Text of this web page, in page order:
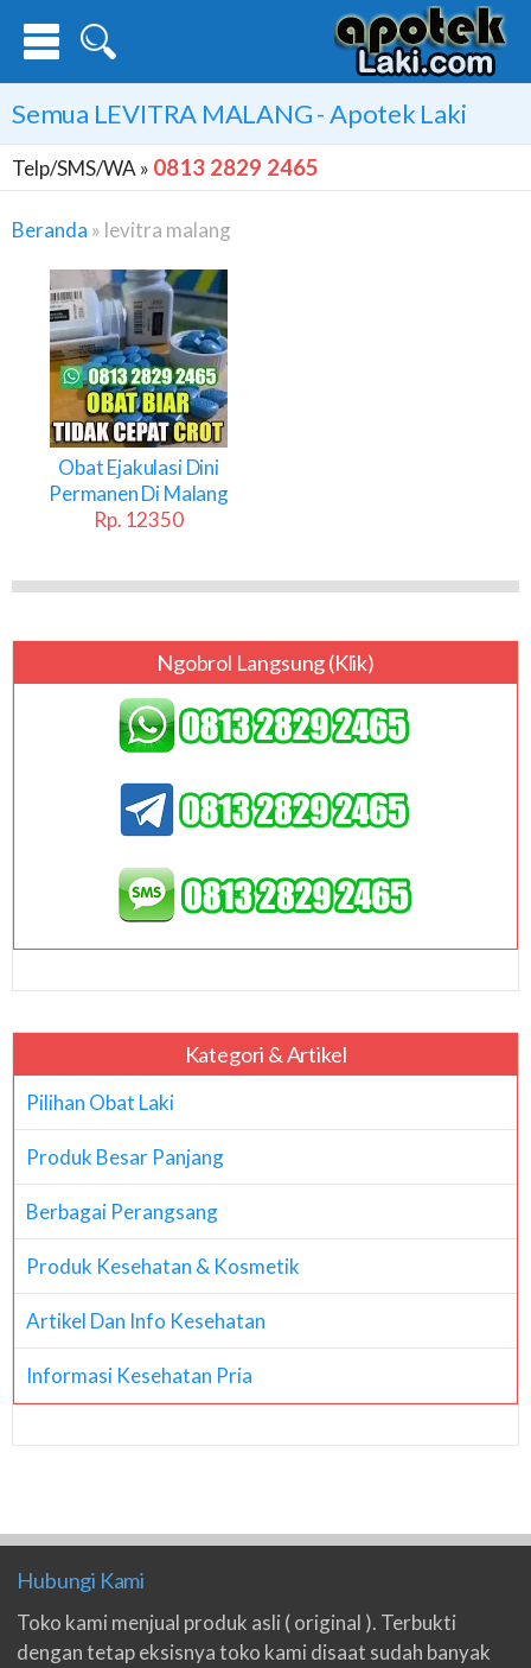
Semua LEVITRA MALANG- Apotek Laki
Telp/SMS/WA » 0813 2829 2465
Beranda » levitra malang
Levitra
Malang
Obat Ejakulasi Dini
Permanen Di Malang
Rp. 12350
Ngobrol Langsung (klik)
Kategori & Artikel
Pilihan Obat Laki
Produk Besar Panjang
Berbagai Perangsang
Produk Kesehatan & Kosmetik
Artikel Dan Info Kesehatan
Informasi Kesehatan Pria
Hubungi Kami
Toko kami menjual produk asli ( original ). Terbukti
dengan tetap eksisnya toko kami disaat sudah banyak